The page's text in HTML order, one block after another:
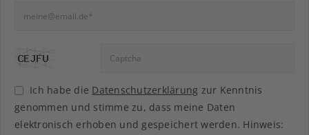
Ich habe die Datenschutzerklärung zur Kenntnis
genommen und stimme zu, dass meine Daten
elektronisch erhoben und gespeichert werden. Hinweis: